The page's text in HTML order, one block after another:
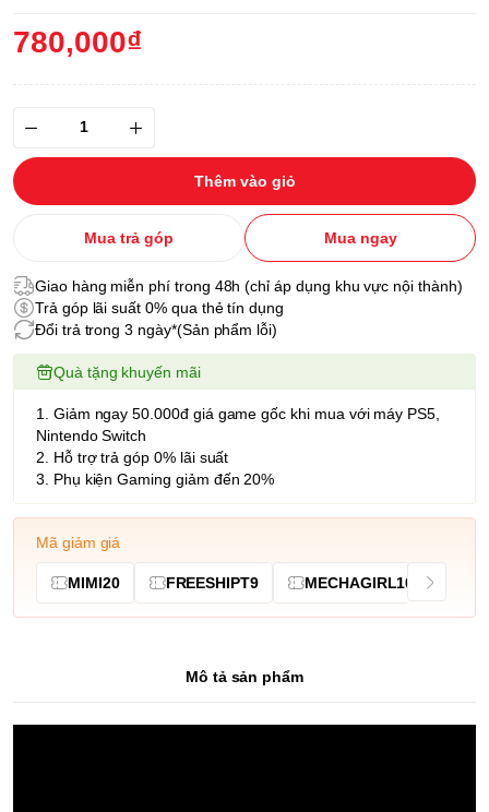
780,000₫
Thêm vào giỏ
Mua trả góp Mua ngay
Giao hàng miễn phí trong 48h (chỉ áp dụng khu vực nội thành)
Trả góp lãi suất 0% qua thẻ tín dụng
Đổi trả trong 3 ngày*(Sản phẩm lỗi)
Quà tặng khuyến mãi
1. Giảm ngay 50.000đ giá game gốc khi mua với máy PS5,
Nintendo Switch
2. Hỗ trợ trả góp 0% lãi suất
3. Phụ kiện Gaming giảm đến 20%
Mã giảm giá
MIMI20 FREESHIPT9 MECHAGIRL10
Mô tả sản phẩm